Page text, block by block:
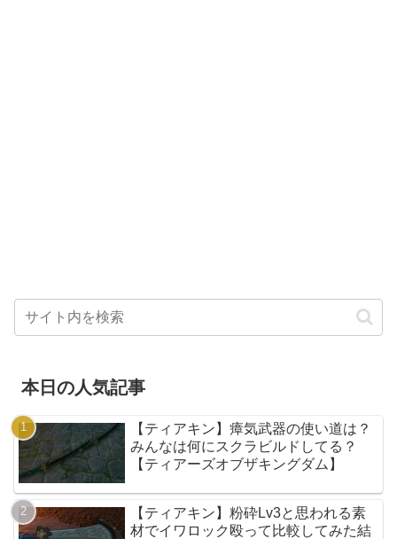
本日の人気記事
【ティアキン】瘴気武器の使い道は？
みんなは何にスクラビルドしてる？
【ティアーズオブザキングダム】
【ティアキン】粉砕Lv3と思われる素
材でイワロック殴って比較してみた結